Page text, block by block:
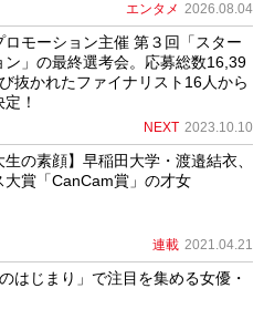
エンタメ 2026.08.04
ロモーション主催 第３回「スター
」の最終選考会。応募総数16,39
抜かれたファイナリスト16人から
！
NEXT 2023.10.10
生の素顔】早稲田大学・渡邉結衣、
大賞「CanCam賞」の才女
連載 2021.04.21
はじまり」で注目を集める女優・